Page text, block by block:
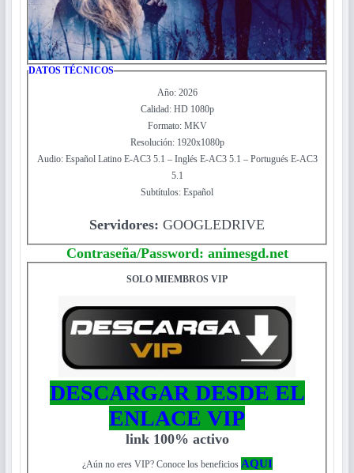
DATOS TÉCNICOS
Año: 2026
Calidad: HD 1080p
Formato: MKV
Resolución: 1920x1080p
Audio: Español Latino E-AC3 5.1 – Inglés E-AC3 5.1 – Portugués E-AC3
5.1
Subtítulos: Español
Servidores: GOOGLEDRIVE
Contraseña/Password: animesgd.net
SOLO MIEMBROS VIP
DESCARGAR DESDE EL
ENLACE VIP
link 100% activo
¿Aún no eres VIP? Conoce los beneficios AQUI